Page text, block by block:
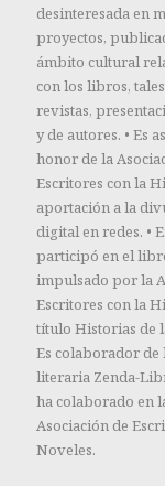
desinteresada en
proyectos,
ámbito cultural
con los libros,
revistas,
y de autores. • Es
honor de la
Escritores con la
aportación a la
digital en redes. •
participó en el
impulsado por la
Escritores con la
título Historias de
Es colaborador de
literaria Zenda-
ha colaborado en
Asociación de
Noveles.